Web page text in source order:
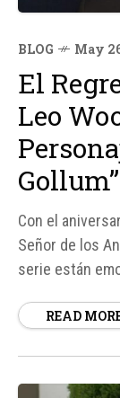
BLOG May
El
Leo
Gollum”
Con el
Señor de los
serie están
original, hay
READ